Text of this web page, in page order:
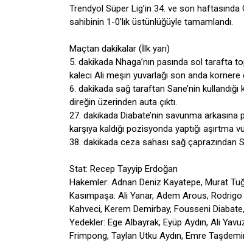
Trendyol Süper Lig’in 34. ve son haftasında
sahibinin 1-0’lık üstünlüğüyle tamamlandı.
Maçtan dakikalar (İlk yarı)
5. dakikada Nhaga’nın pasında sol tarafta
kaleci Ali meşin yuvarlağı son anda kornere
6. dakikada sağ taraftan Sane’nin
direğin üzerinden auta çıktı.
27. dakikada Diabate’nin savunma
karşıya kaldığı pozisyonda yaptığı
38. dakikada ceza sahası sağ çaprazından
Stat: Recep Tayyip Erdoğan
Hakemler: Adnan Deniz Kayatepe, Murat
Kasımpaşa: Ali Yanar, Adem Arous,
Kahveci, Kerem Demirbay, Fousseni
Yedekler: Ege Albayrak, Eyüp Aydın, Ali
Frimpong, Taylan Utku Aydın, Emre